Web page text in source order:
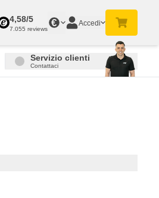
4,58/5
7.055 reviews
€ Accedi
Servizio clienti
Contattaci